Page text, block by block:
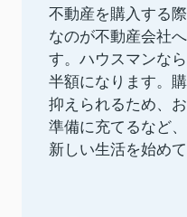
不動産を購入する
なのが不動産会社
す。ハウスマンな
半額になります。
抑えられるため、
準備に充てるなど
新しい生活を始め